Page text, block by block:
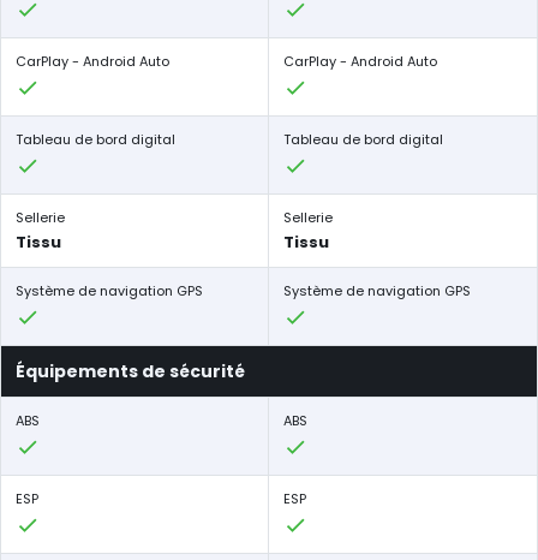
CarPlay - Android Auto CarPlay - Android Auto
Tableau de bord digital Tableau de bord digital
Sellerie
Tissu
Sellerie
Tissu
Système de navigation GPS Système de navigation GPS
Équipements de sécurité
ABS ABS
ESP ESP